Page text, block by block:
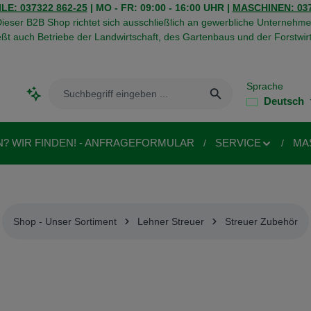
037322 862-25| MO - FR: 09:00 - 16:00 UHR | MASCHINEN:
B2B Shop richtet sich ausschließlich an gewerbliche
auch Betriebe der Landwirtschaft, des Gartenbaus und der
Sprache
Deutsch
WIR FINDEN! - ANFRAGEFORMULAR SERVICE
Shop - Unser Sortiment Lehner Streuer Streuer Zubehör